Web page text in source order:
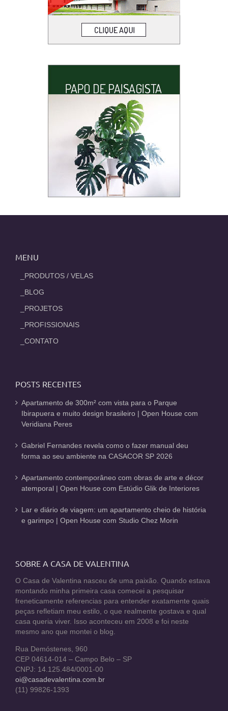
MENU
_PRODUTOS / VELAS
_BLOG
_PROJETOS
_PROFISSIONAIS
_CONTATO
POSTS RECENTES
Apartamento de 300m² com vista para o Parque
Ibirapuera e muito design brasileiro | Open House com
Veridiana Peres
Gabriel Fernandes revela como o fazer manual deu
forma ao seu ambiente na CASACOR SP 2026
Apartamento contemporâneo com obras de arte e décor
atemporal | Open House com Estúdio Glik de Interiores
Lar e diário de viagem: um apartamento cheio de história
e garimpo | Open House com Studio Chez Morin
SOBRE A CASA DE VALENTINA
O Casa de Valentina nasceu de uma paixão. Quando estava
montando minha primeira casa comecei a pesquisar
freneticamente referencias para entender exatamente quais
peças refletiam meu estilo, o que realmente gostava e qual
casa queria viver. Isso aconteceu em 2008 e foi neste
mesmo ano que montei o blog.
Rua Demóstenes, 960
CEP 04614-014 – Campo Belo – SP
CNPJ: 14.125.484/0001-00
oi@casadevalentina.com.br
(11) 99826-1393